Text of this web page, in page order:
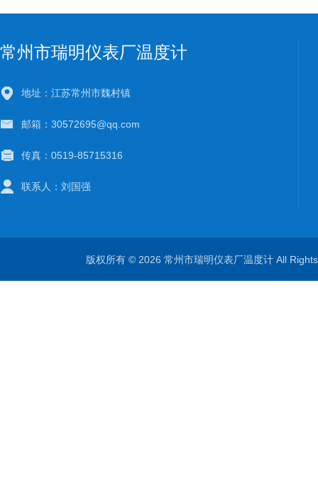
常州市瑞明仪表厂温度计
地址：江苏常州市魏村镇
邮箱：30572695@qq.com
传真：0519-85715316
联系人：刘国强
版权所有 © 2026 常州市瑞明仪表厂温度计 All